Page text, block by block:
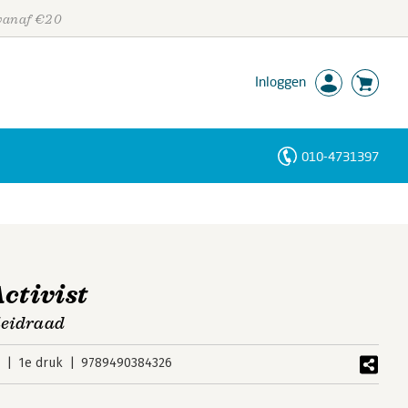
€20
Inloggen
010-4731397
1e druk 9789490384326
Personen